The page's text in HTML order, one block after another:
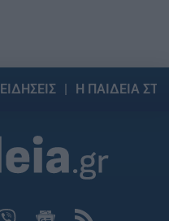
ΕΙΔΗΣΕΙΣ Η ΠΑΙΔΕΙΑ